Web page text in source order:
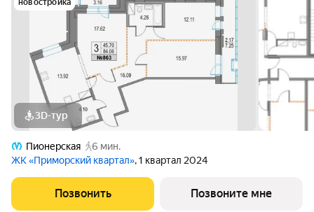
новостройка
3D-тур
Пионерская
6 мин.
ЖК «Приморский квартал», 1 квартал 2024
Позвонить Позвоните мне